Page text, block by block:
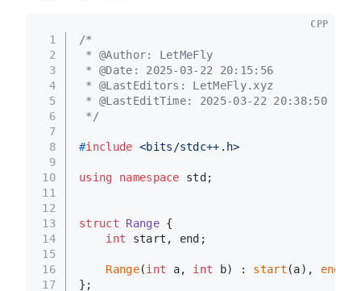
1
2
3
4
5
6
7
8
9
10
11
12
13
14
15
16
17
/*
* @Author: LetMeFly
* @Date: 2025-03-22 20:15:56
* @LastEditors: LetMeFly.xyz
* @LastEditTime: 2025-03-22 20:38:50
*/
#include <bits/stdc++.h>
using namespace std;
struct Range {
int start, end;
Range(int a, int b) : start (a), end
};
CPP